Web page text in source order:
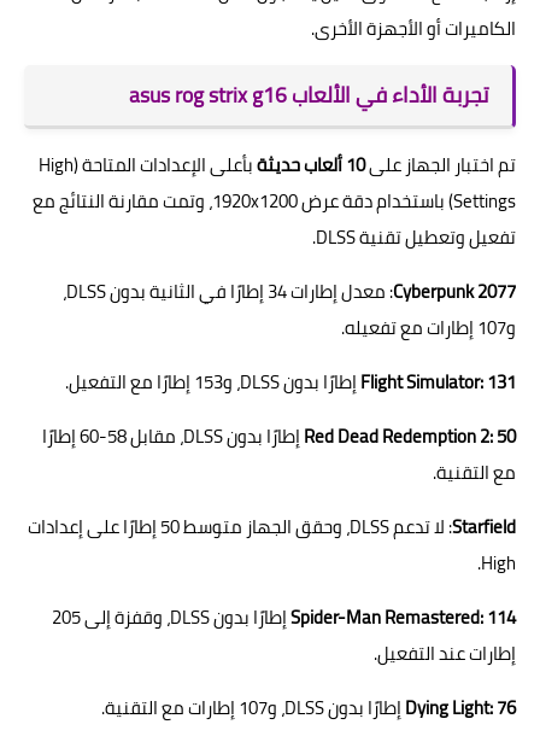
الكاميرات أو الأجهزة الأخرى.
تجربة الأداء في الألعاب asus rog strix g16
تم اختبار الجهاز على10 ألعاب حديثة
بأعلى الإعدادات المتاحة (High
Settings) باستخدام دقة عرض 1920x1200، وتمت مقارنة النتائج مع
تفعيل وتعطيل تقنية DLSS.
Cyberpunk 2077
: معدل إطارات 34 إطارًا في الثانية بدون DLSS،
و107 إطارات مع تفعيله.
Flight Simulator: 131إطارًا بدون DLSS، و153 إطارًا مع التفعيل.
Red Dead Redemption 2: 50
إطارًا بدون DLSS، مقابل 58-60 إطارًا
مع التقنية.
Starfield
: لا تدعم DLSS، وحقق الجهاز متوسط 50 إطارًا على إعدادات
High.
Spider-Man Remastered: 114
إطارًا بدون DLSS، وقفزة إلى 205
إطارات عند التفعيل.
Dying Light: 76إطارًا بدون DLSS، و107 إطارات مع التقنية.